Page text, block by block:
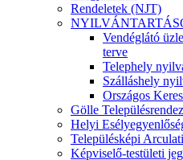
Rendeletek (NJT)
Vendéglátó
terve
Telephely
Szálláshely
Országos
Gölle
Helyi
Településképi
Képviselő-testületi